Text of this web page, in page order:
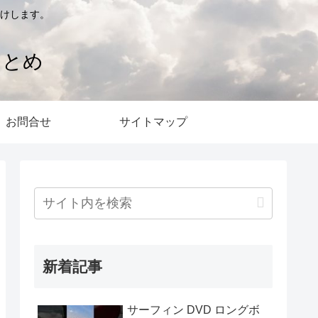
します。
め
お問合せ サイトマップ
新着記事
サーフィン DVD ロングボ